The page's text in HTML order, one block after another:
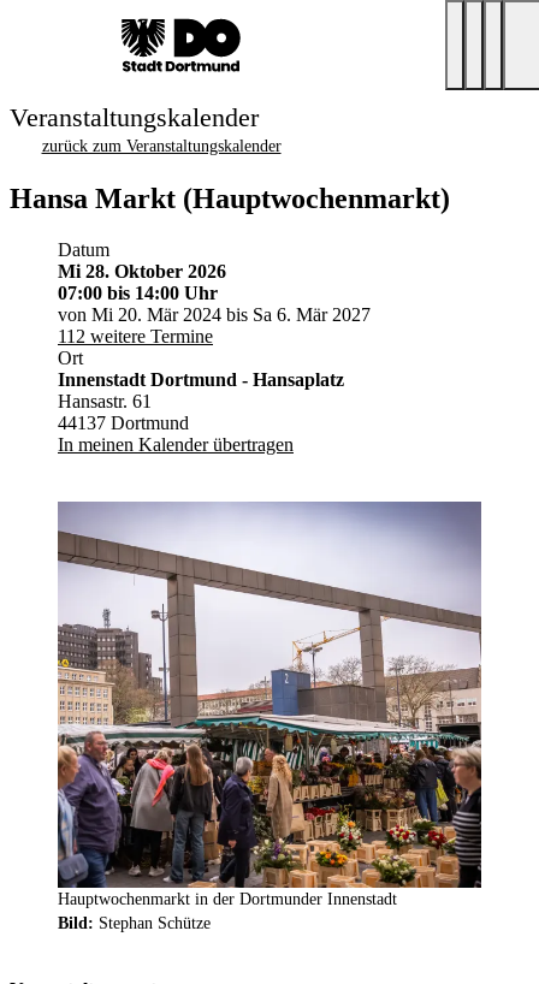
Veranstaltungskalender
zurück zum Veranstaltungskalender
Hansa Markt (Hauptwochenmarkt)
Datum
Mi 28. Oktober 2026
07:00 bis 14:00 Uhr
von Mi 20. Mär 2024 bis Sa 6. Mär 2027
112 weitere Termine
Ort
Innenstadt Dortmund - Hansaplatz
Hansastr. 61
44137 Dortmund
In meinen Kalender übertragen
Hauptwochenmarkt in der Dortmunder Innenstadt
Bild: Stephan Schütze